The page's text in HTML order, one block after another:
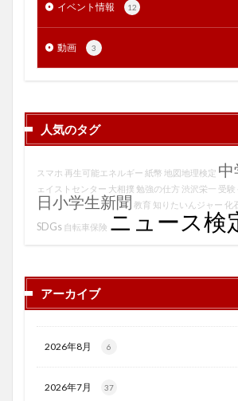
イベント情報 12
動画 3
人気のタグ
スマホ 再生可能エネルギー 紙幣 地図地理検定 中
ェイストセンター 大相撲 勉強の仕方 渋沢栄一 受験
日小学生新聞 教育 知りたいんジャー 化
SDGs 自転車保険 ニュース検
アーカイブ
2026年8月 6
2026年7月 37